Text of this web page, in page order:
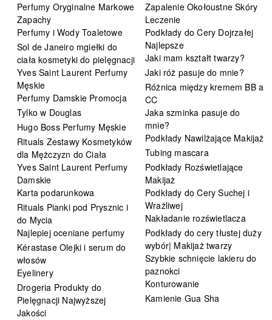
Perfumy Oryginalne Markowe
Zapachy
Perfumy i Wody Toaletowe
Sol de Janeiro mgiełki do
ciała kosmetyki do pielęgnacji
Yves Saint Laurent Perfumy
Męskie
Perfumy Damskie Promocja
Tylko w Douglas
Hugo Boss Perfumy Męskie
Rituals Zestawy Kosmetyków
dla Mężczyzn do Ciała
Yves Saint Laurent Perfumy
Damskie
Karta podarunkowa
Rituals Pianki pod Prysznic i
do Mycia
Najlepiej oceniane perfumy
Kérastase Olejki i serum do
włosów
Eyelinery
Drogeria Produkty do
Pielęgnacji Najwyższej
Jakości
Zapalenie Okołoustne Skóry
Leczenie
Podkłady do Cery Dojrzałej
Najlepsze
Jaki mam kształt twarzy?
Jaki róż pasuje do mnie?
Różnica między kremem BB a
CC
Jaka szminka pasuje do
mnie?
Podkłady Nawilżające Makijaż
Tubing mascara
Podkłady Rozświetlające
Makijaż
Podkłady do Cery Suchej i
Wrażliwej
Nakładanie rozświetlacza
Podkłady do cery tłustej duży
wybór| Makijaż twarzy
Szybkie schnięcie lakieru do
paznokci
Konturowanie
Kamienie Gua Sha